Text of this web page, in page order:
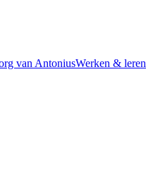
van AntoniusWerken & leren